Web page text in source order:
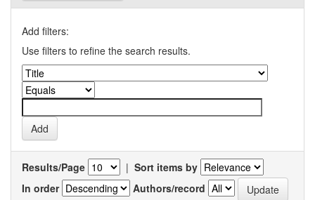
Add filters:
Use filters to refine the search results.
Results/Page | Sort items by
In order
Authors/record